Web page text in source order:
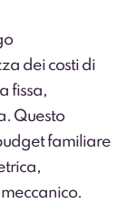
dei costi di
fissa,
Questo
familiare